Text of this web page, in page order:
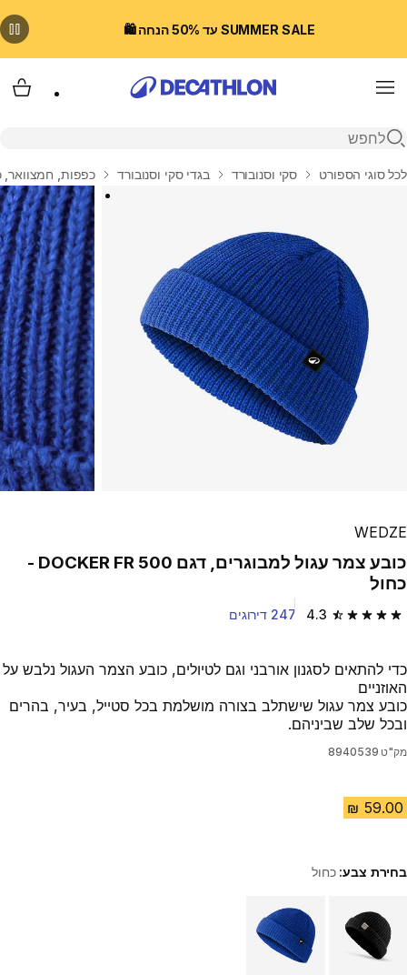
SUMMER SALE עד 50% הנחה 🛍️
Menu
פתיחת חיפוש
בית
לכל סוגי הספורט סקי וסנובורד בגדי סקי וסנובורד כפפות, חמצוואר,
WEDZE
כובע צמר עגול למבוגרים, דגם DOCKER FR 500 -
כחול
4.3 4.3 out of 5 stars from 247 reviews 247 דירוגים
כדי להתאים לסגנון אורבני וגם לטיולים, כובע הצמר העגול נלבש על
האוזניים
כובע צמר עגול שישתלב בצורה מושלמת בכל סטייל, בעיר, בהרים
ובכל שלב שביניהם.
מק"ט 8940539
בחירת צבע:כחול
Choose a variant